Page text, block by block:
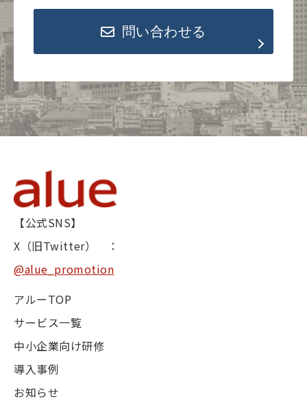
問い合わせる
【公式SNS】
X（旧Twitter） ：
@alue_promotion
アルーTOP
サービス一覧
中小企業向け研修
導入事例
お知らせ